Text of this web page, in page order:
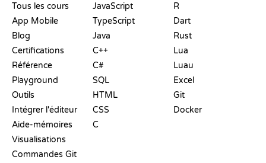
Tous les cours
App Mobile
Blog
Certifications
Référence
Playground
Outils
Intégrer l'éditeur
Aide-mémoires
Visualisations
Commandes Git
JavaScript
TypeScript
Java
C++
C#
SQL
HTML
CSS
C
R
Dart
Rust
Lua
Luau
Excel
Git
Docker